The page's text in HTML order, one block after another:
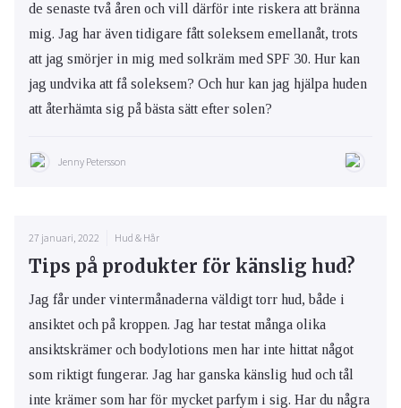
de senaste två åren och vill därför inte riskera att bränna
mig. Jag har även tidigare fått soleksem emellanåt, trots
att jag smörjer in mig med solkräm med SPF 30. Hur kan
jag undvika att få soleksem? Och hur kan jag hjälpa huden
att återhämta sig på bästa sätt efter solen?
Jenny Petersson
27 januari, 2022 Hud & Hår
Tips på produkter för känslig hud?
Jag får under vintermånaderna väldigt torr hud, både i
ansiktet och på kroppen. Jag har testat många olika
ansiktskrämer och bodylotions men har inte hittat något
som riktigt fungerar. Jag har ganska känslig hud och tål
inte krämer som har för mycket parfym i sig. Har du några